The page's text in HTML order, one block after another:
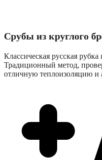
Срубы из круглого
Классическая русская
Традиционный метод,
отличную теплоизоляцию